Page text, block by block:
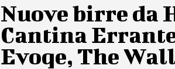
Nuove birre da
Cantina
Evoqe, The